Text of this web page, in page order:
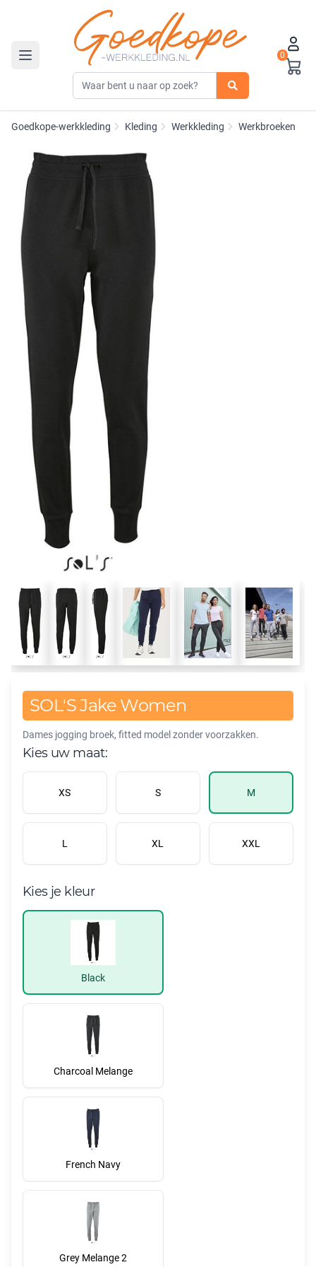
Toggle navigation
0
Goedkope-werkkleding Kleding Werkkleding Werkbroeken
SOL'S Jake Women
Dames jogging broek, fitted model zonder voorzakken.
Kies uw maat:
XS S M
L XL XXL
Kies je kleur
Black
Charcoal Melange
French Navy
Grey Melange 2